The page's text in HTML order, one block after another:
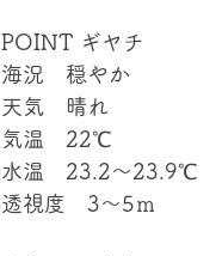
POINT ギヤチ
海況　穏やか
天気　晴れ
気温　22℃
水温　23.2～23.9℃
透視度　3～5ｍ